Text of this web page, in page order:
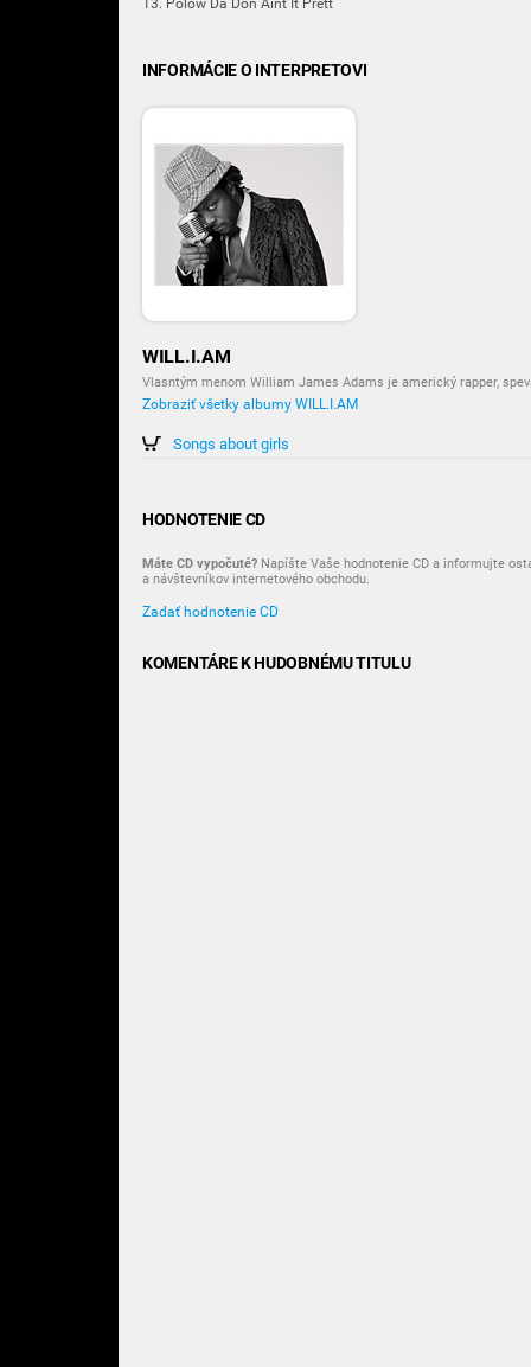
13. Polow Da Don Aint It Prett
INFORMÁCIE O INTERPRETOVI
WILL.I.AM
Vlasntým menom William James Adams je americký rapper,
Zobraziť všetky albumy WILL.I.AM
Songs about girls
HODNOTENIE CD
Máte CD vypočuté? Napíšte Vaše hodnotenie CD a informujte
a návštevníkov internetového obchodu.
Zadať hodnotenie CD
KOMENTÁRE K HUDOBNÉMU TITULU